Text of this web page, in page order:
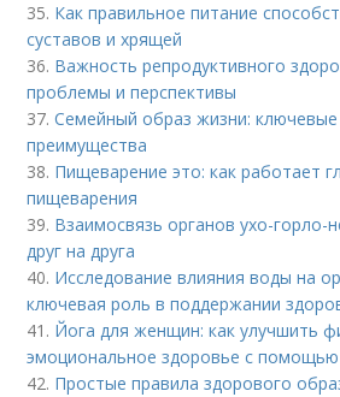
35. Как правильное питание
суставов и хрящей
36. Важность репродуктивного
проблемы и перспективы
37.Семейный образ жизни:
преимущества
38. Пищеварение это: как работает
пищеварения
39. Взаимосвязь органов ухо-горло-
друг на друга
40. Исследование влияния воды на
ключевая роль в поддержании
41. Йога для женщин: как улучшить
эмоциональное здоровье с помощью
42. Простые правила здорового